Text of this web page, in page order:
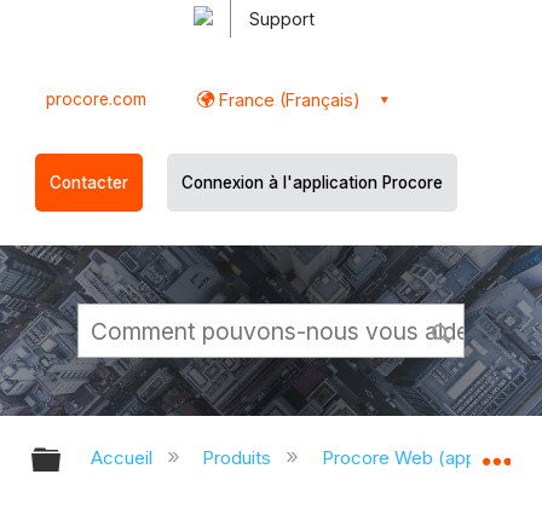
Support
procore.com France (Français)
Contacter Connexion à l'application Procore
Développer/réduire la hiérarchie
Accueil Produits Procore Web